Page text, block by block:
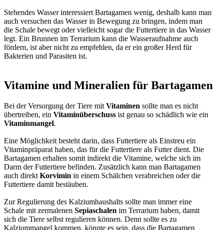
Stehendes Wasser interessiert Bartagamen wenig, deshalb kann man
auch versuchen das Wasser in Bewegung zu bringen, indem man
die Schale bewegt oder vielleicht sogar die Futtertiere in das Wasser
legt. Ein Brunnen im Terrarium kann die Wasseraufnahme auch
fördern, ist aber nicht zu empfehlen, da er ein großer Herd für
Bakterien und Parasiten ist.
Vitamine und Mineralien für Bartagamen
Bei der Versorgung der Tiere mit Vitaminen sollte man es nicht
übertreiben, ein Vitaminüberschuss ist genau so schädlich wie ein
Vitaminmangel.
Eine Möglichkeit besteht darin, dass Futtertiere als Einstreu ein
Vitaminpräparat haben, das für die Futtertiere als Futter dient. Die
Bartagamen erhalten somit indirekt die Vitamine, welche sich im
Darm der Futtertiere befinden. Zusätzlich kann man Bartagamen
auch direkt Korvimin in einem Schälchen verabreichen oder die
Futtertiere damit bestäuben.
Zur Regulierung des Kalziumhaushalts sollte man immer eine
Schale mit zermalenen Sepiaschalen im Terrarium haben, damit
sich die Tiere selbst regulieren können. Denn sollte es zu
Kalziummangel kommen, könnte es sein, dass die Bartagamen